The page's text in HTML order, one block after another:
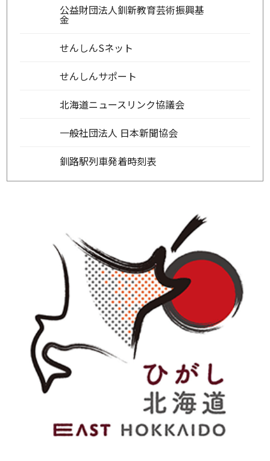
公益財団法人釧新教育芸術振興基
金
せんしんSネット
せんしんサポート
北海道ニュースリンク協議会
一般社団法人 日本新聞協会
釧路駅列車発着時刻表